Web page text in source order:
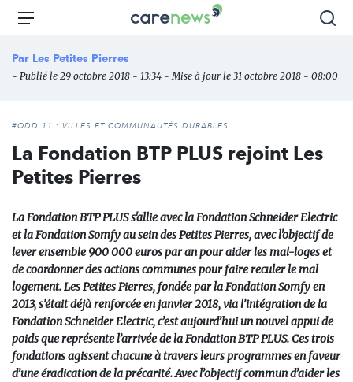
Aller
principal
Carenews,
des
l'engagement
Menu
Par Les Petites Pierres
- Publié le 29 octobre 2018 - 13:34 - Mise à jour le 31 octobre 2018 - 08:00
#ODD 11 : VILLES ET COMMUNAUTÉS DURABLES
La Fondation BTP PLUS rejoint Les
Petites Pierres
La Fondation BTP PLUS s'allie avec la Fondation Schneider Electric
et la Fondation Somfy au sein des Petites Pierres, avec l'objectif de
lever ensemble 900 000 euros par an pour aider les mal-loges et
de coordonner des actions communes pour faire reculer le mal
logement. Les Petites Pierres, fondée par la Fondation Somfy en
2013, s’était déjà renforcée en janvier 2018, via l’intégration de la
Fondation Schneider Electric, c’est aujourd’hui un nouvel appui de
poids que représente l’arrivée de la Fondation BTP PLUS. Ces trois
fondations agissent chacune à travers leurs programmes en faveur
d’une éradication de la précarité. Avec l’objectif commun d’aider les